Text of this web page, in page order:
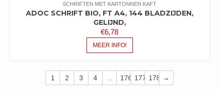
SCHRIFTEN MET KARTONNEN KAFT
ADOC SCHRIFT BIO, FT A4, 144 BLADZIJDEN,
GELIJND,
€6,78
MEER INFO!
1 2 3 4 176 177 178 →